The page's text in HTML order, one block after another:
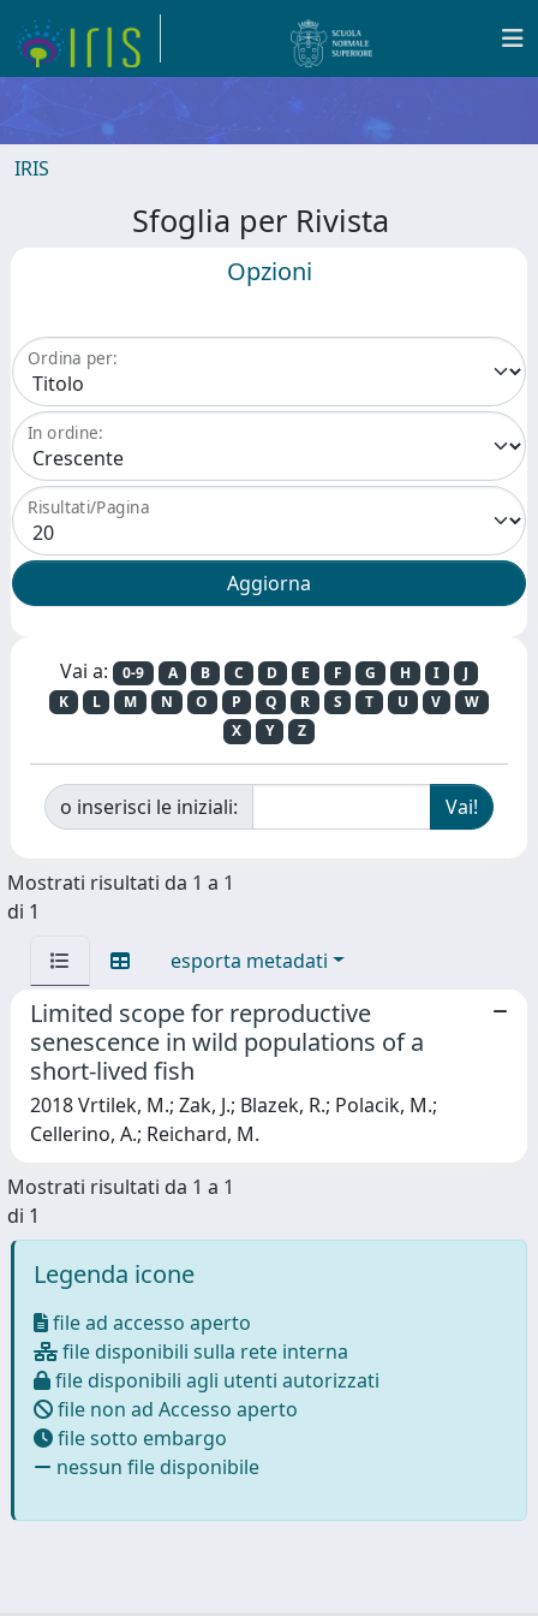
IRIS
Sfoglia per Rivista
Opzioni
Ordina per:
In ordine:
Risultati/Pagina
Vai a: 0-9 A B C D E F G H I
J
K
L M N O P Q R S T U V
W
X
Y Z
o inserisci le iniziali:
Mostrati risultati da 1 a 1
di 1
esporta metadati
Limited scope for reproductive
senescence in wild populations of a
short-lived fish
2018 Vrtilek, M.; Zak, J.; Blazek, R.; Polacik, M.;
Cellerino, A.; Reichard, M.
Mostrati risultati da 1 a 1
di 1
Legenda icone
file ad accesso aperto
file disponibili sulla rete interna
file disponibili agli utenti autorizzati
file non ad Accesso aperto
file sotto embargo
nessun file disponibile